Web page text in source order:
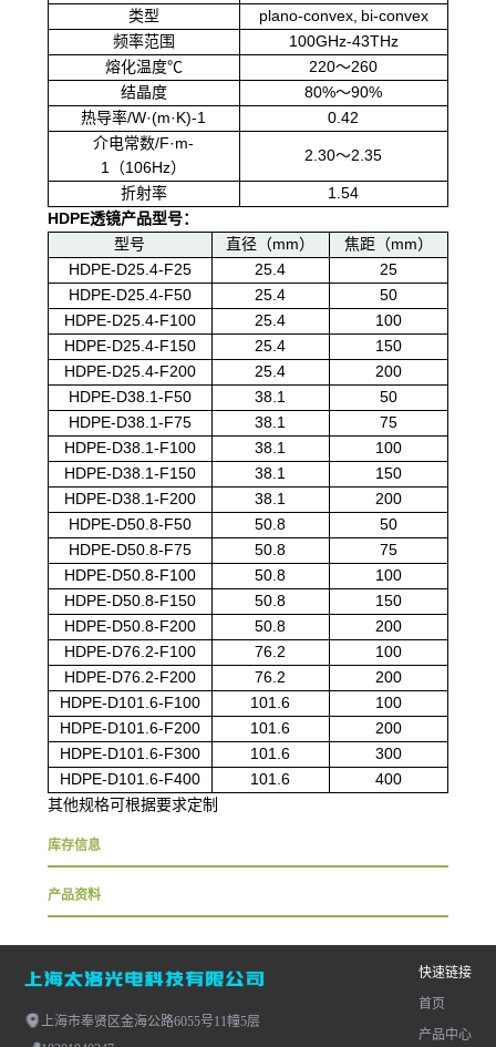
类型
plano-convex, bi-convex
频率范围
100GHz-43THz
熔化温度℃
220～260
结晶度
80%～90%
热导率/W·(m·K)-1
0.42
介电常数/F·m-
1（106Hz）
2.30～2.35
折射率
1.54
HDPE透镜产品型号：
型号
直径（mm）
焦距（mm）
HDPE-D25.4-F25
25.4
25
HDPE-D25.4-F50
25.4
50
HDPE-D25.4-F100
25.4
100
HDPE-D25.4-F150
25.4
150
HDPE-D25.4-F200
25.4
200
HDPE-D38.1-F50
38.1
50
HDPE-D38.1-F75
38.1
75
HDPE-D38.1-F100
38.1
100
HDPE-D38.1-F150
38.1
150
HDPE-D38.1-F200
38.1
200
HDPE-D50.8-F50
50.8
50
HDPE-D50.8-F75
50.8
75
HDPE-D50.8-F100
50.8
100
HDPE-D50.8-F150
50.8
150
HDPE-D50.8-F200
50.8
200
HDPE-D76.2-F100
76.2
100
HDPE-D76.2-F200
76.2
200
HDPE-D101.6-F100
101.6
100
HDPE-D101.6-F200
101.6
200
HDPE-D101.6-F300
101.6
300
HDPE-D101.6-F400
101.6
400
其他规格可根据要求定制
库存信息
产品资料
上海市奉贤区金海公路6055号11幢5层
快速链接
首页
产品中心